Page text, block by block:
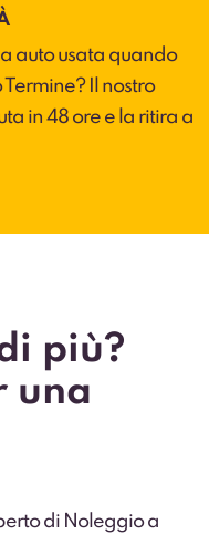
auto usata quando
Il nostro
in 48 ore e la ritira a
più?
una
di Noleggio a